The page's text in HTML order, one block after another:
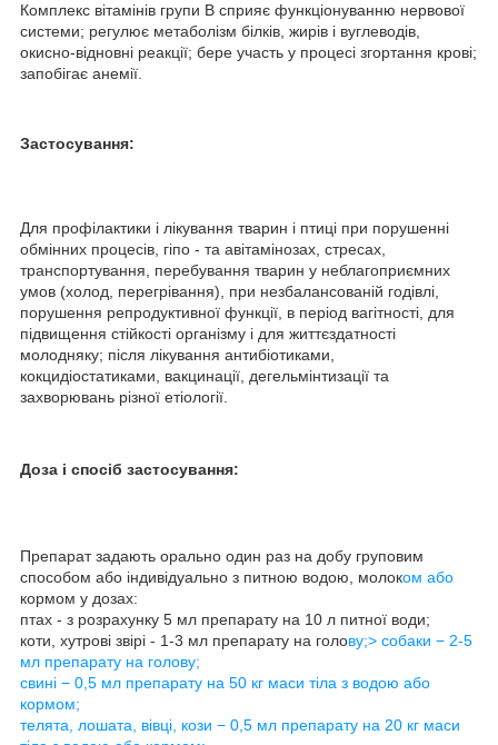
Комплекс вітамінів групи В сприяє функціонуванню нервової
системи; регулює метаболізм білків, жирів і вуглеводів,
окисно-відновні реакції; бере участь у процесі згортання крові;
запобігає анемії.
Застосування:
Для профілактики і лікування тварин і птиці при порушенні
обмінних процесів, гіпо - та авітамінозах, стресах,
транспортування, перебування тварин у неблагоприємних
умов (холод, перегрівання), при незбалансованій годівлі,
порушення репродуктивної функції, в період вагітності, для
підвищення стійкості організму і для життєздатності
молодняку; після лікування антибіотиками,
кокцидіостатиками, вакцинації, дегельмінтизації та
захворювань різної етіології.
Доза і спосіб застосування:
Препарат задають орально один раз на добу груповим
способом або індивідуально з питною водою, молоком або
кормом у дозах:
птах - з розрахунку 5 мл препарату на 10 л питної води;
коти, хутрові звірі - 1-3 мл препарату на голову;> собаки − 2-5
мл препарату на голову;
свині − 0,5 мл препарату на 50 кг маси тіла з водою або
кормом;
телята, лошата, вівці, кози − 0,5 мл препарату на 20 кг маси